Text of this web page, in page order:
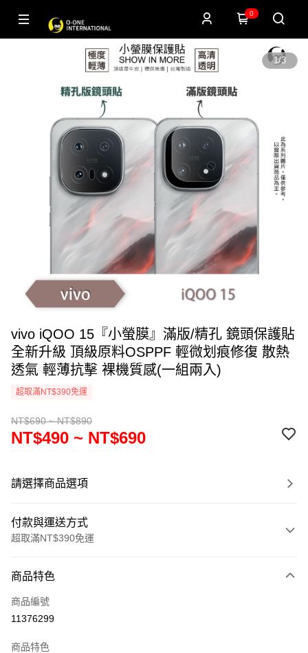
0
1/3
vivo iQOO 15『小螢膜』滿版/精孔 鏡頭保護貼
全新升級 頂級原料OSPPF 輕微划痕修復 散熱
透氣 輕薄抗擊 裸機質感(一組兩入)
超取滿NT$390免運
NT$690 ~ NT$890
NT$490 ~ NT$690
請選擇商品選項
付款與運送方式
超取滿NT$390免運
信用卡一次付款
超商取貨付款
商品特色
商品編號
11376299
商品特色